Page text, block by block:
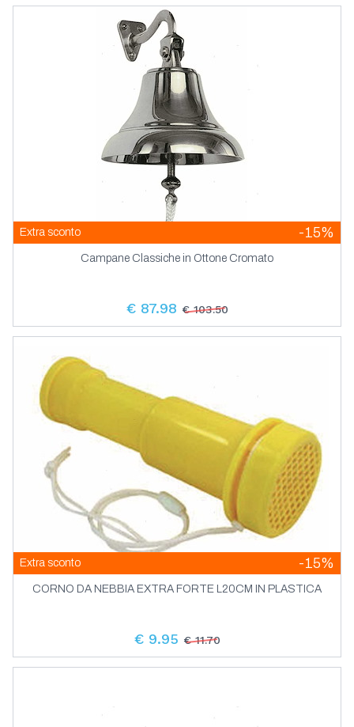
Extra sconto -15%
Campane Classiche in Ottone Cromato
€ 87.98 € 103.50
Extra sconto -15%
CORNO DA NEBBIA EXTRA FORTE L20CM IN PLASTICA
€ 9.95 € 11.70